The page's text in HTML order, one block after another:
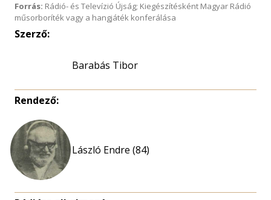
Forrás: Rádió- és Televízió Újság; Kiegészítésként Magyar Rádió
műsorboríték vagy a hangjáték konferálása
Szerző:
Barabás Tibor
Rendező:
László Endre (84)